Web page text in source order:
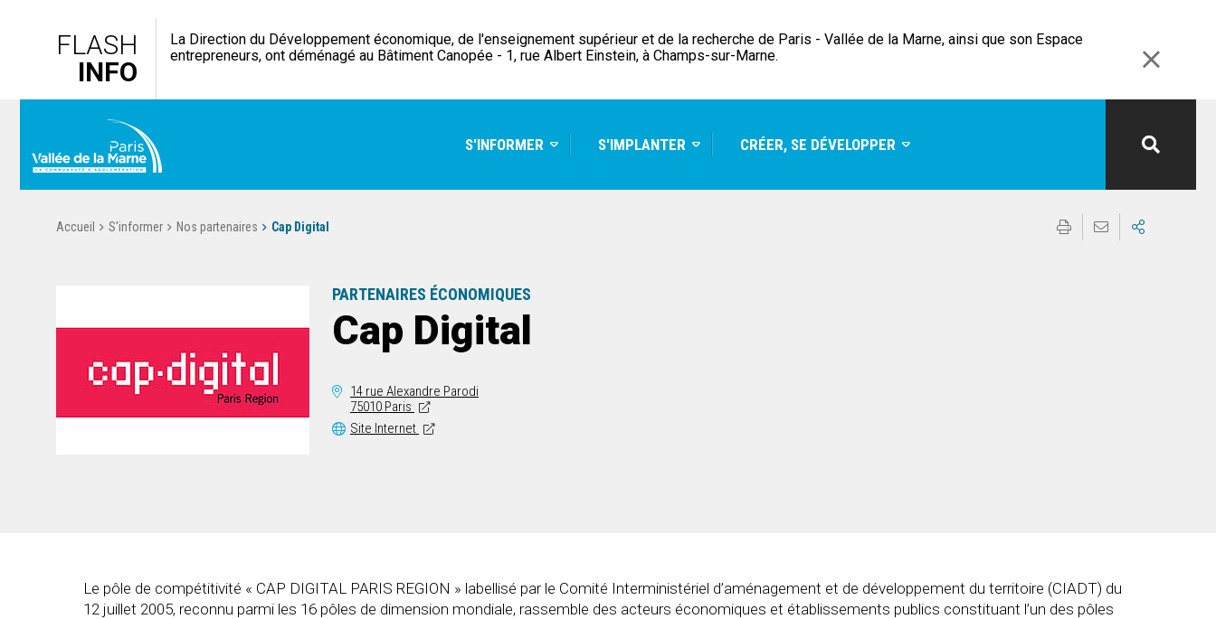
FLASH
INFO
La Direction du Développement économique, de l'enseignement supérieur et de la recherche de Paris - Vallée de la Marne, ainsi que son Espace
entrepreneurs, ont déménagé au Bâtiment Canopée - 1, rue Albert Einstein, à Champs-sur-Marne.
S'INFORMER S'IMPLANTER CRÉER, SE DÉVELOPPER
Accueil S'informer Nos partenaires Cap Digital
PARTENAIRES ÉCONOMIQUES
Cap Digital
14 rue Alexandre Parodi
75010 Paris
Site Internet
Le pôle de compétitivité « CAP DIGITAL PARIS REGION » labellisé par le Comité Interministériel d’aménagement et de développement du territoire (CIADT) du
12 juillet 2005, reconnu parmi les 16 pôles de dimension mondiale, rassemble des acteurs économiques et établissements publics constituant l’un des pôles